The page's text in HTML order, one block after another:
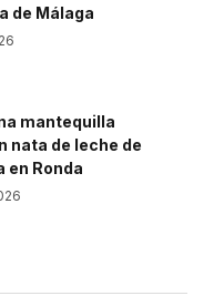
de Málaga
mantequilla
nata de leche de
en Ronda